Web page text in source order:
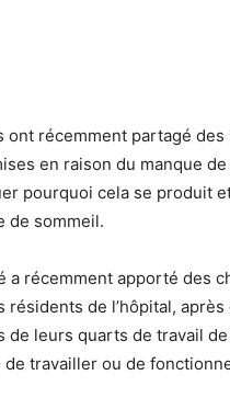
ont récemment partagé
en raison du manque
pourquoi cela se produit
de sommeil.
a récemment apporté des
de l’hôpital,
de leurs quarts de travail
travailler ou de